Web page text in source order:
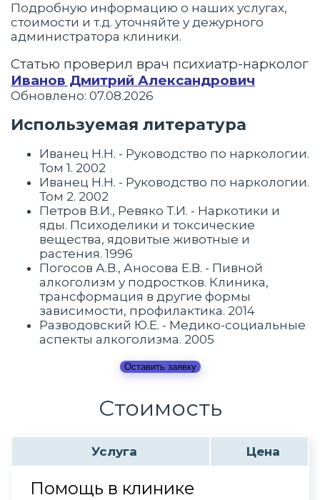
Подробную информацию о наших услугах,
стоимости и т.д. уточняйте у дежурного
администратора клиники.
Статью проверил врач психиатр-нарколог
Иванов Дмитрий Александрович
Обновлено: 07.08.2026
Используемая литература
Иванец Н.Н. - Руководство по наркологии.
Том 1. 2002
Иванец Н.Н. - Руководство по наркологии.
Том 2. 2002
Петров В.И., Ревяко Т.И. - Наркотики и
яды. Психоделики и токсические
вещества, ядовитые животные и
растения. 1996
Погосов А.В., Аносова Е.В. - Пивной
алкоголизм у подростков. Клиника,
трансформация в другие формы
зависимости, профилактика. 2014
Разводовский Ю.Е. - Медико-социальные
аспекты алкоголизма. 2005
Оставить заявку
Стоимость
Услуга Цена
Помощь в клинике